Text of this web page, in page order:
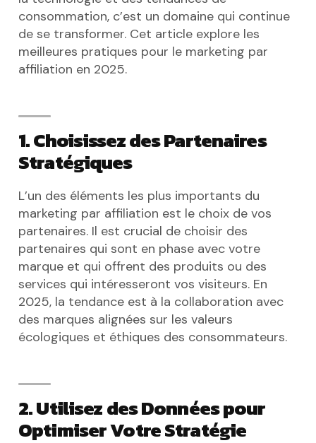
consommation, c’est un domaine qui continue
de se transformer. Cet article explore les
meilleures pratiques pour le marketing par
affiliation en 2025.
1. Choisissez des Partenaires
Stratégiques
L’un des éléments les plus importants du
marketing par affiliation est le choix de vos
partenaires. Il est crucial de choisir des
partenaires qui sont en phase avec votre
marque et qui offrent des produits ou des
services qui intéresseront vos visiteurs. En
2025, la tendance est à la collaboration avec
des marques alignées sur les valeurs
écologiques et éthiques des consommateurs.
2. Utilisez des Données pour
Optimiser Votre Stratégie